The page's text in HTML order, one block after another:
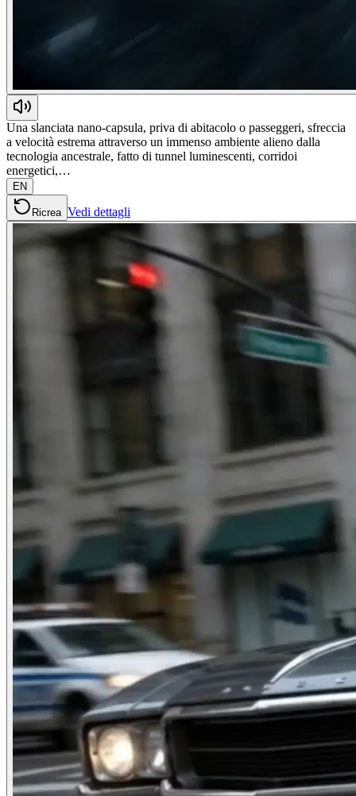
Una slanciata nano-capsula, priva di abitacolo o passeggeri, sfreccia
a velocità estrema attraverso un immenso ambiente alieno dalla
tecnologia ancestrale, fatto di tunnel luminescenti, corridoi
energetici,…
EN
Ricrea Vedi dettagli